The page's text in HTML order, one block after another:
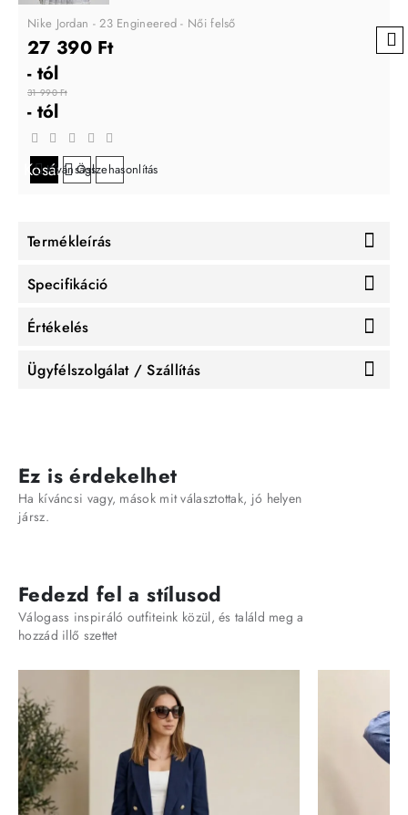
Nike Jordan - 23 Engineered - Női felső
27 390 Ft
- tól
31 990 Ft
- tól
Kosárba
Kívánságlistára
Összehasonlítás
Termékleírás
Specifikáció
Értékelés
Ügyfélszolgálat / Szállítás
Ez is érdekelhet
Ha kíváncsi vagy, mások mit választottak, jó helyen
jársz.
Fedezd fel a stílusod
Válogass inspiráló outfiteink közül, és találd meg a
hozzád illő szettet